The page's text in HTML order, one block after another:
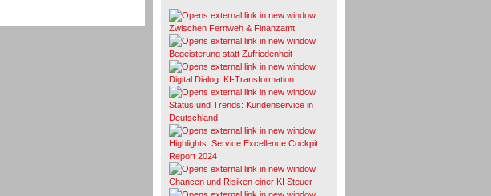
Zwischen Fernweh & Finanzamt
Begeisterung statt Zufriedenheit
Digital Dialog: KI-Transformation
Status und Trends: Kundenservice in
Deutschland
Highlights: Service Excellence Cockpit
Report 2024
Chancen und Risiken einer KI Steuer